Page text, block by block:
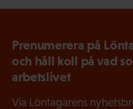
Prenumerera på
och håll koll på vad
arbetslivet
Via Löntagarens